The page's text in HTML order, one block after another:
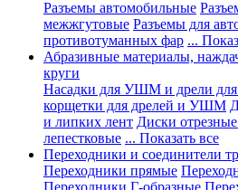
Разъемы автомобильные
межжгутовые Разъемы для
противотуманных фар ...
Абразивные материалы,
круги
Насадки для УШМ и дрели для
корщетки для дрелей и УШМ
и липких лент Диски
лепестковые ... Показать все
Переходники и соединители
Переходники прямые
Переходники Г-образные